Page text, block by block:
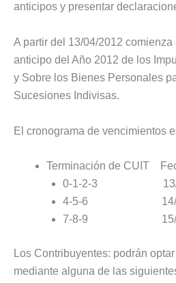
anticipos y presentar
A partir del 13/04/2012
anticipo del Año 2012 de los
y Sobre los Bienes Personales
Sucesiones Indivisas.
El cronograma de vencimientos
Terminación de CUIT
0-1-2-3 13/
4-5-6 14/06/
7-8-9 15/06/
Los Contribuyentes: podrán
mediante alguna de las